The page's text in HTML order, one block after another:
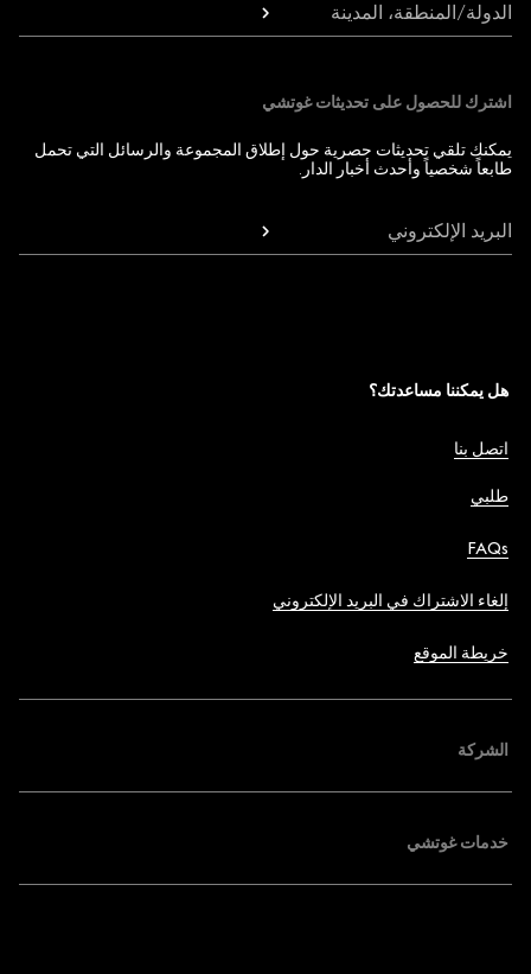
الدولة/المنطقة، المدينة
اشترك للحصول على تحديثات غوتشي
يمكنك تلقي تحديثات حصرية حول إطلاق المجموعة والرسائل التي تحمل
طابعاً شخصياً وأحدث أخبار الدار.
البريد الإلكتروني
هل يمكننا مساعدتك؟
اتصل بنا
طلبي
FAQs
إلغاء الاشتراك في البريد الإلكتروني
خريطة الموقع
الشركة
خدمات غوتشي